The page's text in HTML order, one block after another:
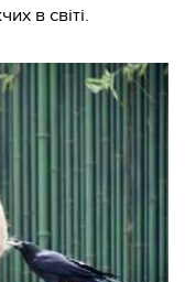
в світі.